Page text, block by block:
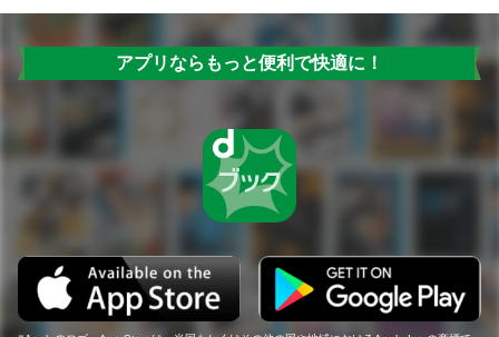
アプリならもっと便利で快適に！